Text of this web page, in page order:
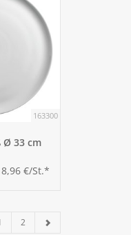
163300
Ø 33 cm
8,96 €/St.*
2